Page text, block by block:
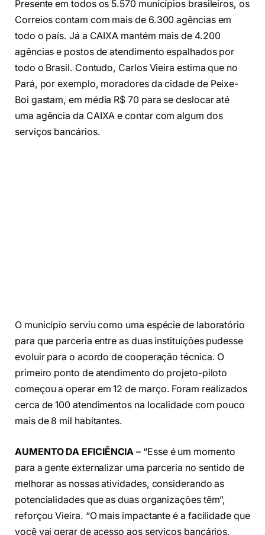
Presente em todos os 5.570 municípios brasileiros, os
Correios contam com mais de 6.300 agências em
todo o país. Já a CAIXA mantém mais de 4.200
agências e postos de atendimento espalhados por
todo o Brasil. Contudo, Carlos Vieira estima que no
Pará, por exemplo, moradores da cidade de Peixe-
Boi gastam, em média R$ 70 para se deslocar até
uma agência da CAIXA e contar com algum dos
serviços bancários.
O município serviu como uma espécie de laboratório
para que parceria entre as duas instituições pudesse
evoluir para o acordo de cooperação técnica. O
primeiro ponto de atendimento do projeto-piloto
começou a operar em 12 de março. Foram realizados
cerca de 100 atendimentos na localidade com pouco
mais de 8 mil habitantes.
AUMENTO DA EFICIÊNCIA – “Esse é um momento
para a gente externalizar uma parceria no sentido de
melhorar as nossas atividades, considerando as
potencialidades que as duas organizações têm”,
reforçou Vieira. “O mais impactante é a facilidade que
você vai gerar de acesso aos serviços bancários,